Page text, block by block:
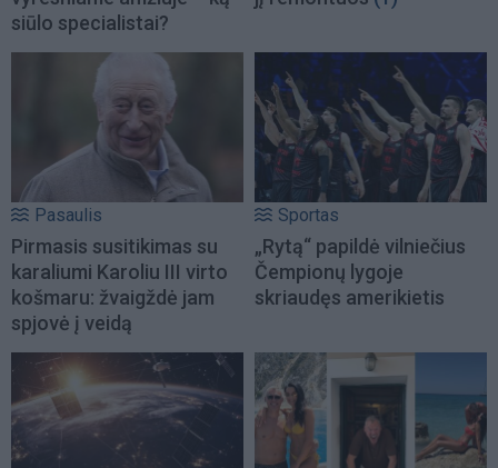
siūlo specialistai?
Pasaulis
Pirmasis susitikimas su
karaliumi Karoliu III virto
košmaru: žvaigždė jam
spjovė į veidą
Sportas
„Rytą“ papildė vilniečius
Čempionų lygoje
skriaudęs amerikietis